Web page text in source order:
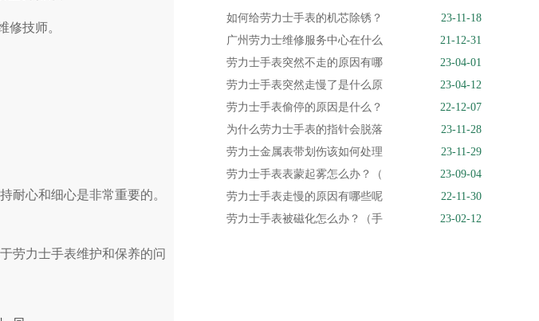
技师。
心和细心是非常重要的。
劳力士手表维护和保养的问
如何给劳力士手表的机芯除锈？
23-11-18
广州劳力士维修服务中心在什么
21-12-31
劳力士手表突然不走的原因有哪
23-04-01
劳力士手表突然走慢了是什么原
23-04-12
劳力士手表偷停的原因是什么？
22-12-07
为什么劳力士手表的指针会脱落
23-11-28
劳力士金属表带划伤该如何处理
23-11-29
劳力士手表表蒙起雾怎么办？（
23-09-04
劳力士手表走慢的原因有哪些呢
22-11-30
劳力士手表被磁化怎么办？（手
23-02-12